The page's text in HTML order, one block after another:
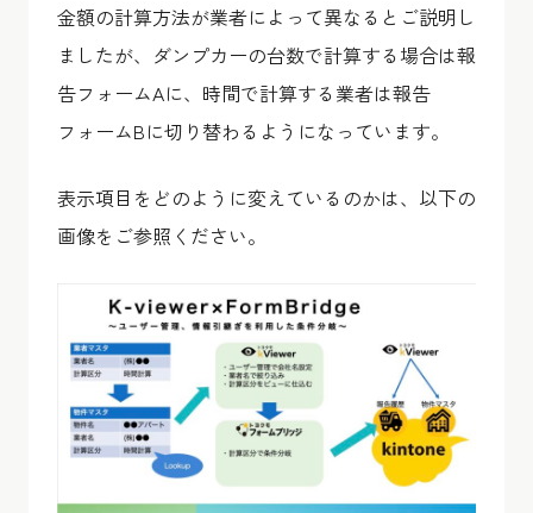
金額の計算方法が業者によって異なるとご説明し
ましたが、ダンプカーの台数で計算する場合は報
告フォームAに、時間で計算する業者は報告
フォームBに切り替わるようになっています。
表示項目をどのように変えているのかは、以下の
画像をご参照ください。